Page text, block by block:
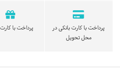
پرداخت با کارت بانکی در
محل تحویل
پرداخت با